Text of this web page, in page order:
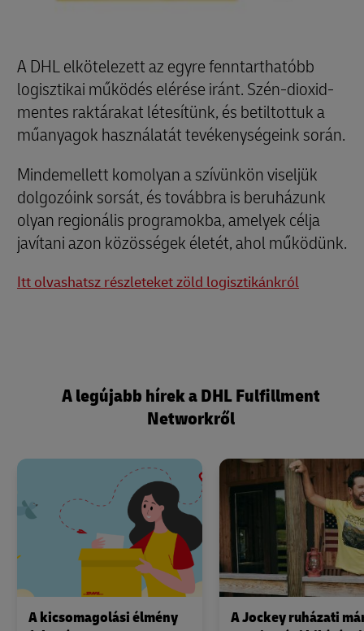
A DHL elkötelezett az egyre fenntarthatóbb
logisztikai működés elérése iránt. Szén-dioxid-
mentes raktárakat létesítünk, és betiltottuk a
műanyagok használatát tevékenységeink során.
Mindemellett komolyan a szívünkön viseljük
dolgozóink sorsát, és továbbra is beruházunk
olyan regionális programokba, amelyek célja
javítani azon közösségek életét, ahol működünk.
Itt olvashatsz részleteket zöld logisztikánkról
A legújabb hírek a DHL Fulfillment
Networkről
A kicsomagolási élmény
A Jockey ruházati